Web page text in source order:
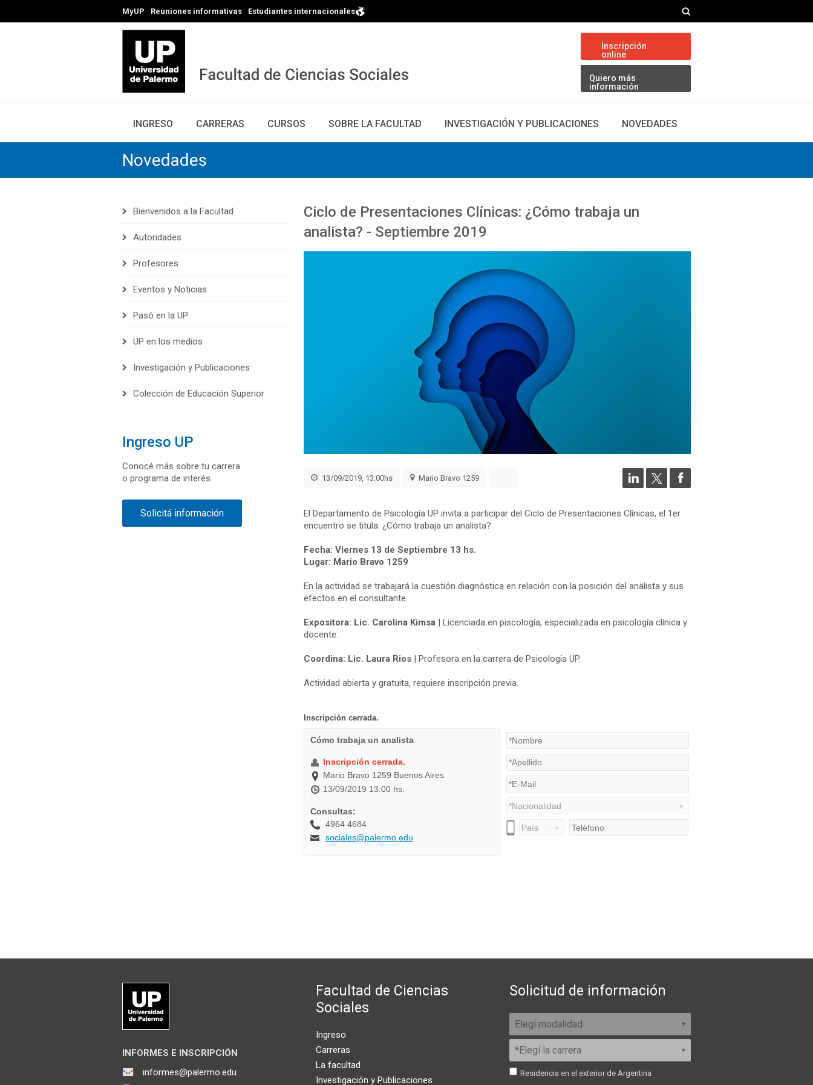
MyUP Reuniones informativas Estudiantes internacionales
Inscripción
online
Quiero más
información
INGRESO CARRERAS CURSOS SOBRE LA FACULTAD INVESTIGACIÓN Y PUBLICACIONES NOVEDADES
Novedades
Ciclo de Presentaciones Clínicas: ¿Cómo trabaja un
analista? - Septiembre 2019
13/09/2019, 13:00hs Mario Bravo 1259
El Departamento de Psicología UP invita a participar del Ciclo de Presentaciones Clínicas, el 1er
encuentro se titula: ¿Cómo trabaja un analista?
Fecha: Viernes 13 de Septiembre 13 hs.
Lugar: Mario Bravo 1259
En la actividad se trabajará la cuestión diagnóstica en relación con la posición del analista y sus
efectos en el consultante.
Expositora: Lic. Carolina Kimsa | Licenciada en piscología, especializada en psicología clínica y
docente.
Coordina: Lic. Laura Rios | Profesora en la carrera de Psicología UP.
Actividad abierta y gratuita, requiere inscripción previa.
Bienvenidos a la Facultad
Autoridades
Profesores
Eventos y Noticias
Pasó en la UP
UP en los medios
Investigación y Publicaciones
Colección de Educación Superior
Ingreso UP
Conocé más sobre tu carrera
o programa de interés.
Solicitá información
INFORMES E INSCRIPCIÓN
informes@palermo.edu
Facultad de Ciencias
Sociales
Ingreso
Carreras
La facultad
Investigación y Publicaciones
Solicitud de información
Residencia en el exterior de Argentina